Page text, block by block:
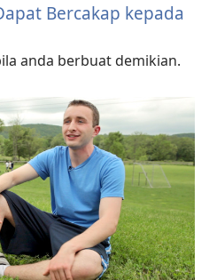
Bercakap kepada
anda berbuat demikian.